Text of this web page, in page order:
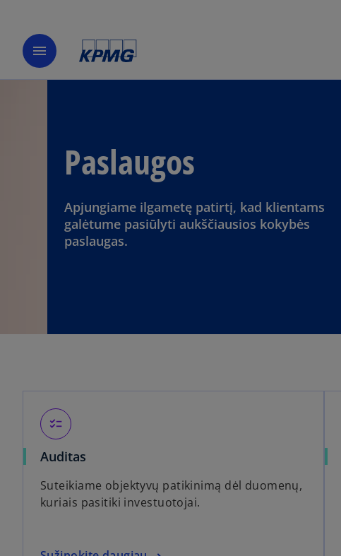
menu
Paslaugos
Apjungiame ilgametę patirtį, kad klientams
galėtume pasiūlyti aukščiausios kokybės
paslaugas.
checklist
Auditas
Suteikiame objektyvų patikinimą dėl duomenų,
kuriais pasitiki investuotojai.